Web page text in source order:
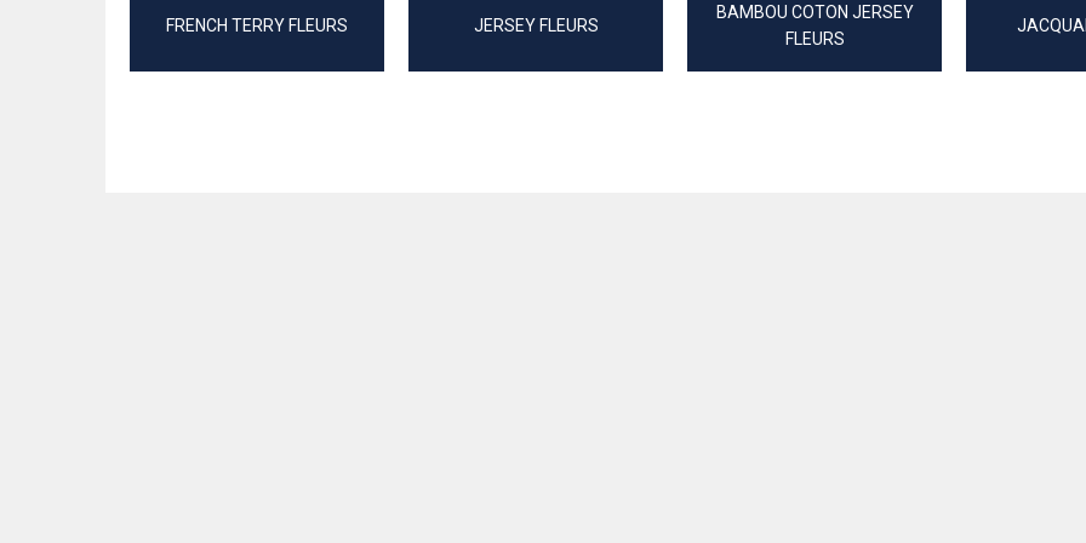
FRENCH TERRY FLEURS JERSEY FLEURS
BAMBOU COTON JERSEY
FLEURS